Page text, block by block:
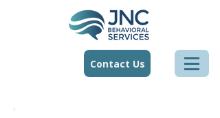
Contact Us